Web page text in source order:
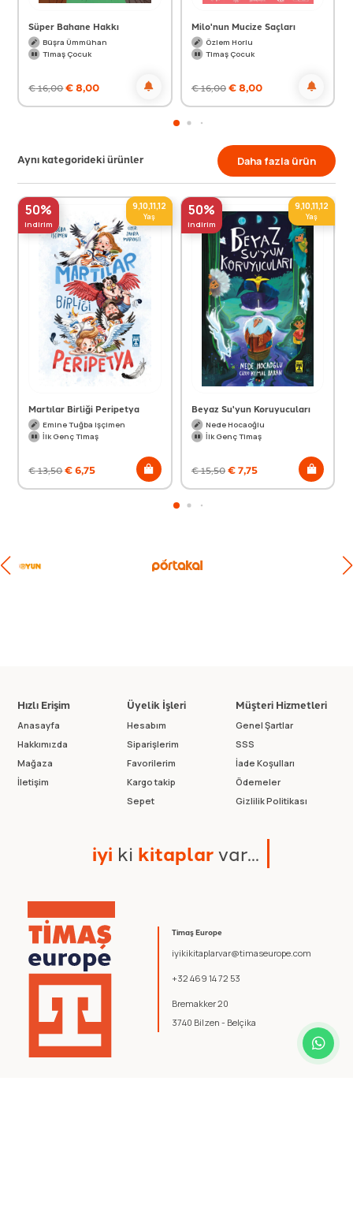
Süper Bahane Hakkı
Büşra Ümmühan
Timaş Çocuk
€16,00€8,00
Milo'nun Mucize Saçları
Özlem Horlu
Timaş Çocuk
€16,00€8,00
Aynı kategorideki ürünler Daha fazla ürün
50%
indirim
9,10,11,12
Yaş
Martılar Birliği Peripetya
Emine Tuğba Işçimen
İlk Genç Timaş
€13,50€6,75
50%
indirim
9,10,11,12
Yaş
Beyaz Su'yun Koruyucuları
Nede Hocaoğlu
İlk Genç Timaş
€15,50€7,75
Timaş Europe
iyikikitaplarvar@timaseurope.com
+32 469 14 72 53
Bremakker 20
3740 Bilzen - Belçika
Hızlı Erişim
Anasayfa
Hakkımızda
Mağaza
İletişim
Üyelik İşleri
Hesabım
Siparişlerim
Favorilerim
Kargo takip
Sepet
Müşteri Hizmetleri
Genel Şartlar
SSS
İade Koşulları
Ödemeler
Gizlilik Politikası
iyi ki kitaplarvar...